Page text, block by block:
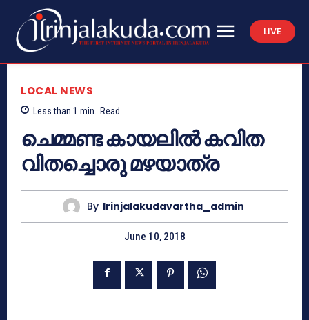
LIVE
LOCAL NEWS
Less than 1 min. Read
ചെമ്മണ്ട കായലില്‍ കവിത
വിതച്ചൊരു മഴയാത്ര
By Irinjalakudavartha_admin
June 10, 2018